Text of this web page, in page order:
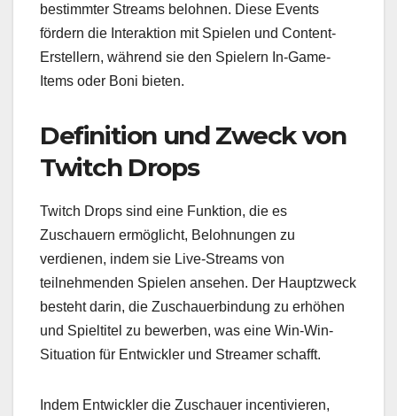
bestimmter Streams belohnen. Diese Events
fördern die Interaktion mit Spielen und Content-
Erstellern, während sie den Spielern In-Game-
Items oder Boni bieten.
Definition und Zweck von
Twitch Drops
Twitch Drops sind eine Funktion, die es
Zuschauern ermöglicht, Belohnungen zu
verdienen, indem sie Live-Streams von
teilnehmenden Spielen ansehen. Der Hauptzweck
besteht darin, die Zuschauerbindung zu erhöhen
und Spieltitel zu bewerben, was eine Win-Win-
Situation für Entwickler und Streamer schafft.
Indem Entwickler die Zuschauer incentivieren,